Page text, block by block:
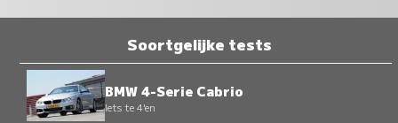
Soortgelijke tests
BMW 4-Serie Cabrio
Iets te 4'en